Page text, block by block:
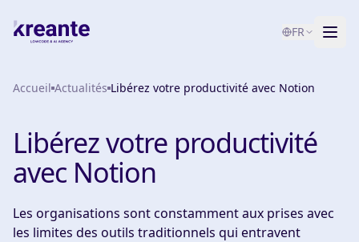
FR
Services
Contact
Accueil Actualités Libérez votre productivité avec Notion
Libérez votre productivité
avec Notion
Les organisations sont constamment aux prises avec
les limites des outils traditionnels qui entravent